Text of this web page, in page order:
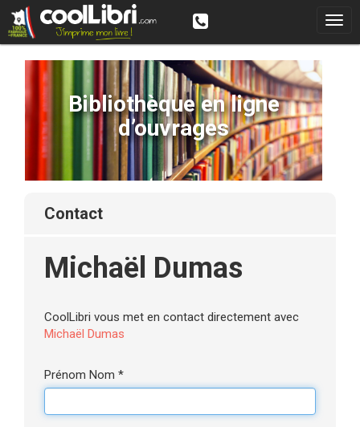
Bibliothèque en ligne
d’ouvrages
contact
Michaël Dumas
CoolLibri vous met en contact directement avec
Michaël Dumas
Prénom Nom *